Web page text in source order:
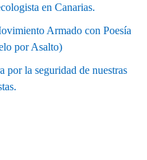
en Canarias.
Armado con Poesía
por Asalto)
por la seguridad de nuestras